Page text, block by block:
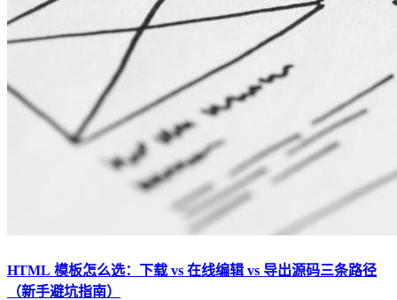
HTML 模板怎么选：下载 vs 在线编辑 vs 导出源码三条路径
（新手避坑指南）